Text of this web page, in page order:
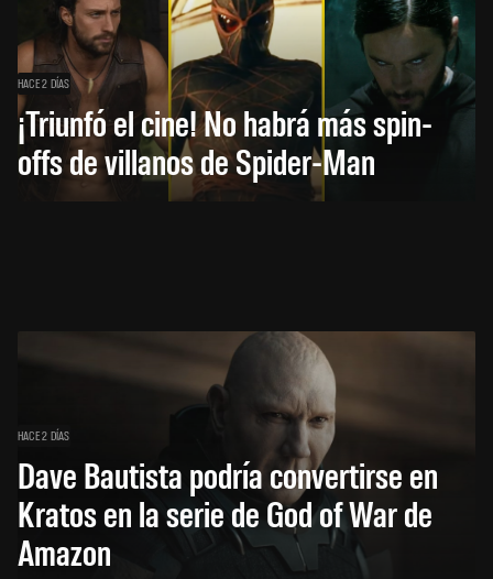
HACE 2 DÍAS
¡Triunfó el cine! No habrá más spin-
offs de villanos de Spider-Man
HACE 2 DÍAS
Dave Bautista podría convertirse en
Kratos en la serie de God of War de
Amazon